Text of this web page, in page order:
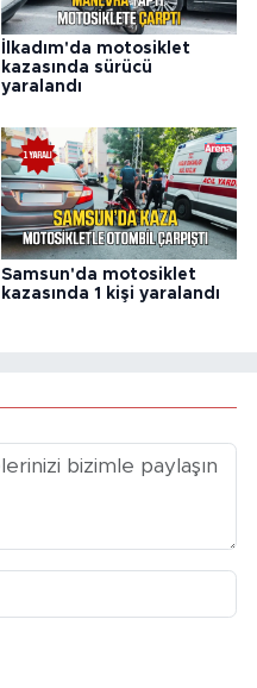
İlkadım'da motosiklet
kazasında sürücü
yaralandı
Samsun'da motosiklet
kazasında 1 kişi yaralandı